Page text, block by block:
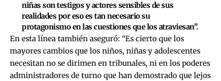
niñas son testigos y actores sensibles de sus
realidades por eso es tan necesario su
protagonismo en las cuestiones que los atraviesan”.
En esta línea también aseguró: “Es cierto que los
mayores cambios que los niños, niñas y adolescentes
necesitan no se dirimen en tribunales, ni en los poderes
administradores de turno que han demostrado que lejos